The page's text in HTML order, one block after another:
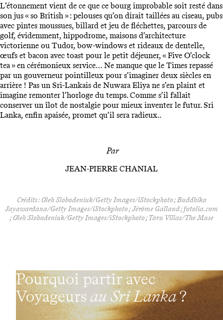
L’étonnement vient de ce que ce bourg improbable soit resté dans
son jus « so British » : pelouses qu’on dirait taillées au ciseau, pubs
avec pintes moussues, billard et jeu de fléchettes, parcours de
golf, évidemment, hippodrome, maisons d’architecture
victorienne ou Tudor, bow-windows et rideaux de dentelle,
œufs et bacon avec toast pour le petit déjeuner, « Five O’clock
tea » en cérémonieux service… Ne manque que le Times repassé
par un gouverneur pointilleux pour s’imaginer deux siècles en
arrière ! Pas un Sri-Lankais de Nuwara Eliya ne s’en plaint et
imagine remonter l’horloge du temps. Comme s’il fallait
conserver un îlot de nostalgie pour mieux inventer le futur. Sri
Lanka, enfin apaisée, promet qu’il sera radieux..
Par
JEAN-PIERRE CHANIAL
Crédits : Oleh Slobodeniuk/Getty Images/iStockphoto ; Buddhika
Jayawardana/Getty Images/iStockphoto ; Jérôme Galland ; fotolia.com
; Oleh Slobodeniuk/Getty Images/iStockphoto ; Taru Villas/The Muse
Pourquoi partir avec
Voyageurs au Sri Lanka?